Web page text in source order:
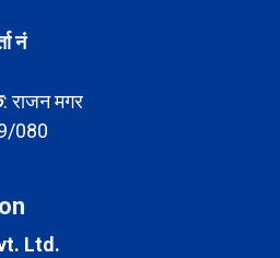
नं
: राजन मगर
080
Ltd.